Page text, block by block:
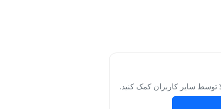
توسط سایر کاربران کمک کنید.